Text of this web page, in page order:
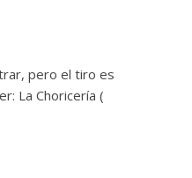
pero el tiro es
La Choricería (